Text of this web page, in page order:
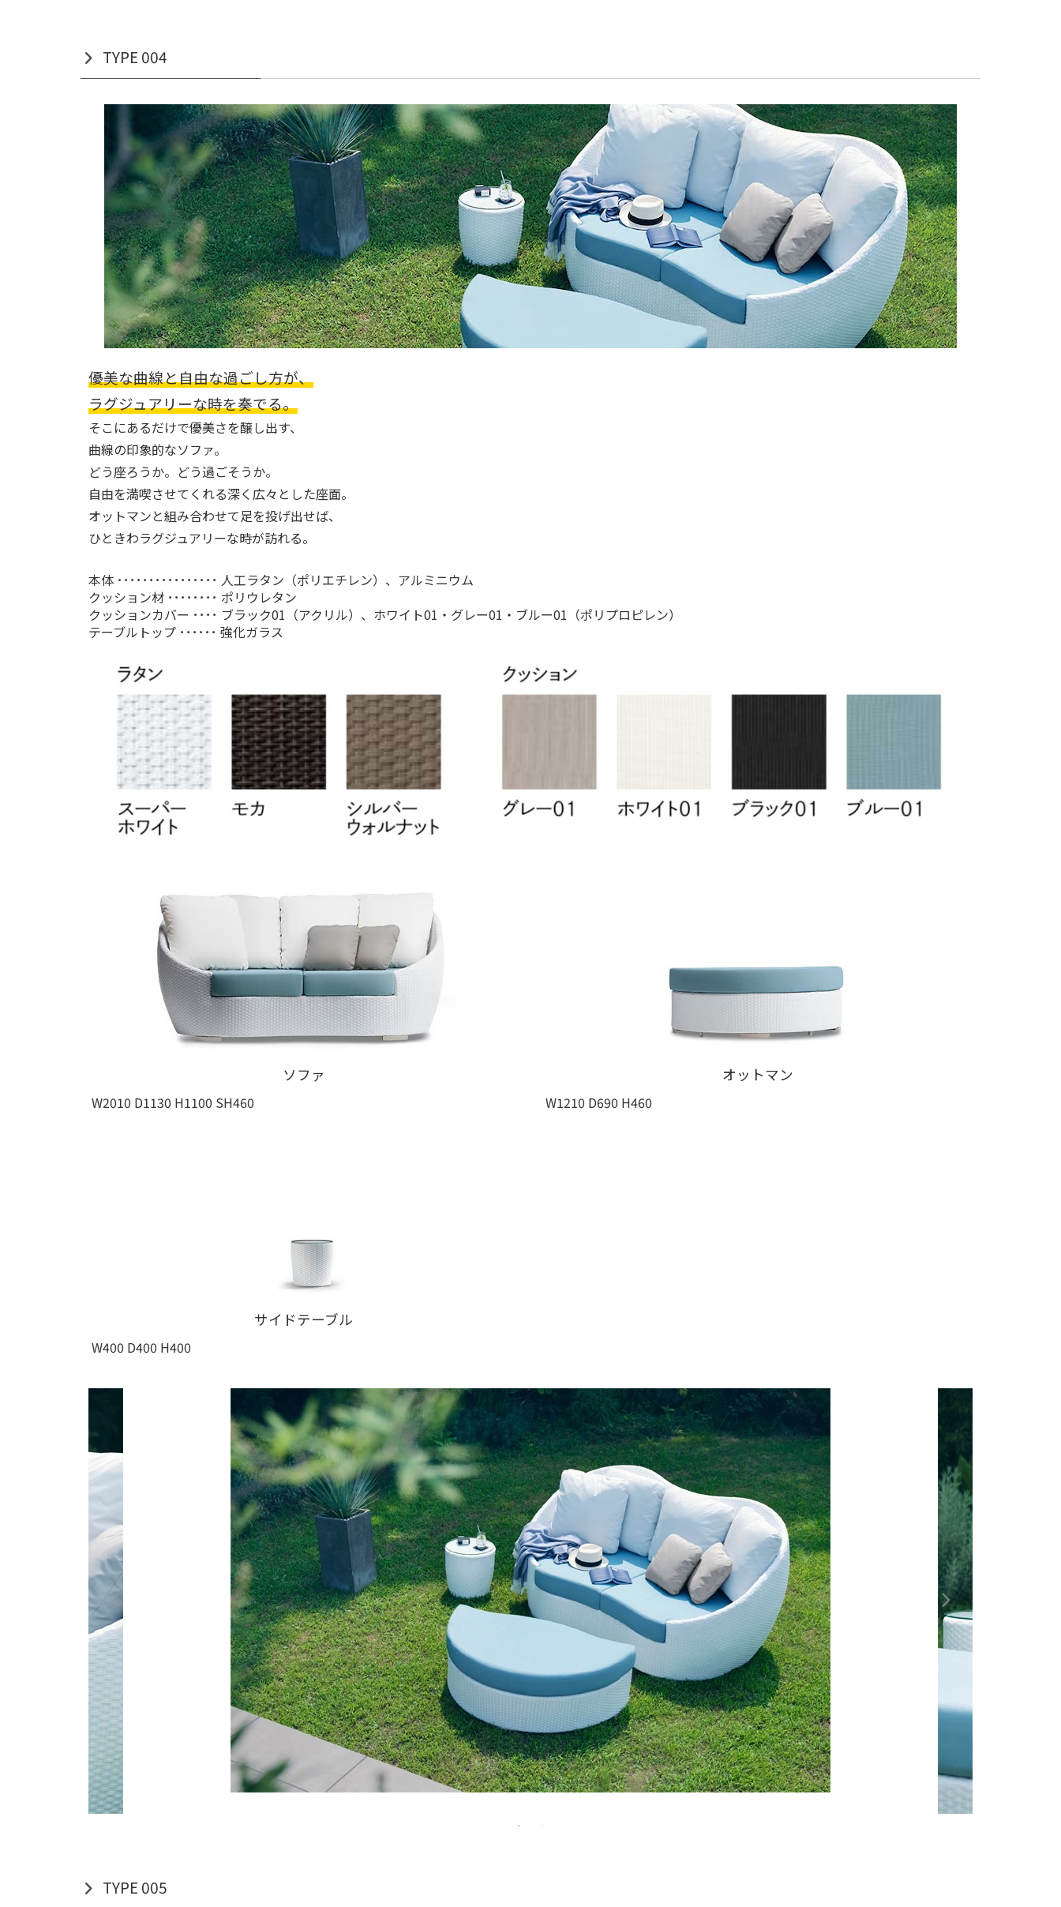
TYPE 004
優美な曲線と自由な過ごし方が、
ラグジュアリーな時を奏でる。
そこにあるだけで優美さを醸し出す、
曲線の印象的なソファ。
どう座ろうか。どう過ごそうか。
自由を満喫させてくれる深く広々とした座面。
オットマンと組み合わせて足を投げ出せば、
ひときわラグジュアリーな時が訪れる。
本体 ････････････････ 人工ラタン（ポリエチレン）、アルミニウム
クッション材 ････････ ポリウレタン
クッションカバー ････ ブラック01（アクリル）、ホワイト01・グレー01・ブルー01（ポリプロピレン）
テーブルトップ ･･････ 強化ガラス
ソファ
W2010 D1130 H1100 SH460
オットマン
W1210 D690 H460
サイドテーブル
W400 D400 H400
TYPE 005